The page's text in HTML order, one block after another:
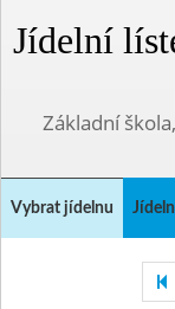
Jídelní
Základní
Vybrat jídelnu